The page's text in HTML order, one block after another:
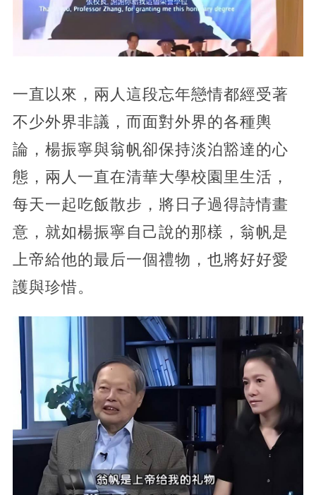
一直以來，兩人這段忘年戀情都經受著
不少外界非議，而面對外界的各種輿
論，楊振寧與翁帆卻保持淡泊豁達的心
態，兩人一直在清華大學校園里生活，
每天一起吃飯散步，將日子過得詩情畫
意，就如楊振寧自己說的那樣，翁帆是
上帝給他的最后一個禮物，也將好好愛
護與珍惜。